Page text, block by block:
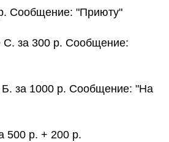
Сообщение: "Приюту"
за 300 р. Сообщение:
за 1000 р. Сообщение: "На
500 р. + 200 р.